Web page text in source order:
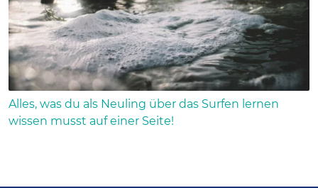
Alles, was du als Neuling über das Surfen lernen
wissen musst auf einer Seite!